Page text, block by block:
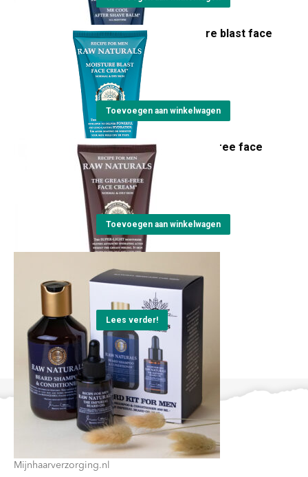
RAW Naturals Moisture blast face
cream
€17,50
Toevoegen aan winkelwagen
RAW Naturals Grease-free face
cream
€17,50
Toevoegen aan winkelwagen
€23,00
Lees verder!
Mijnhaarverzorging.nl